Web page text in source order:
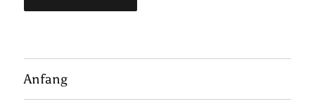
Anfang